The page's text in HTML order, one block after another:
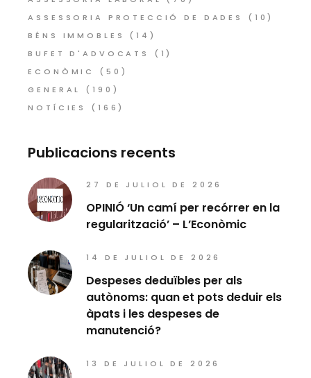
ASSESSORIA PROTECCIÓ DE DADES
(10)
BÉNS IMMOBLES
(14)
BUFET D'ADVOCATS
(1)
ECONÒMIC
(50)
GENERAL
(190)
NOTÍCIES
(166)
Publicacions recents
27 DE JULIOL DE 2026
OPINIÓ ‘Un camí per recórrer en la
regularització’ – L’Econòmic
14 DE JULIOL DE 2026
Despeses deduïbles per als
autònoms: quan et pots deduir els
àpats i les despeses de
manutenció?
13 DE JULIOL DE 2026